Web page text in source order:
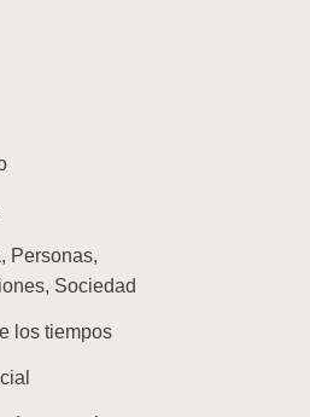
Personas,
Sociedad
los tiempos